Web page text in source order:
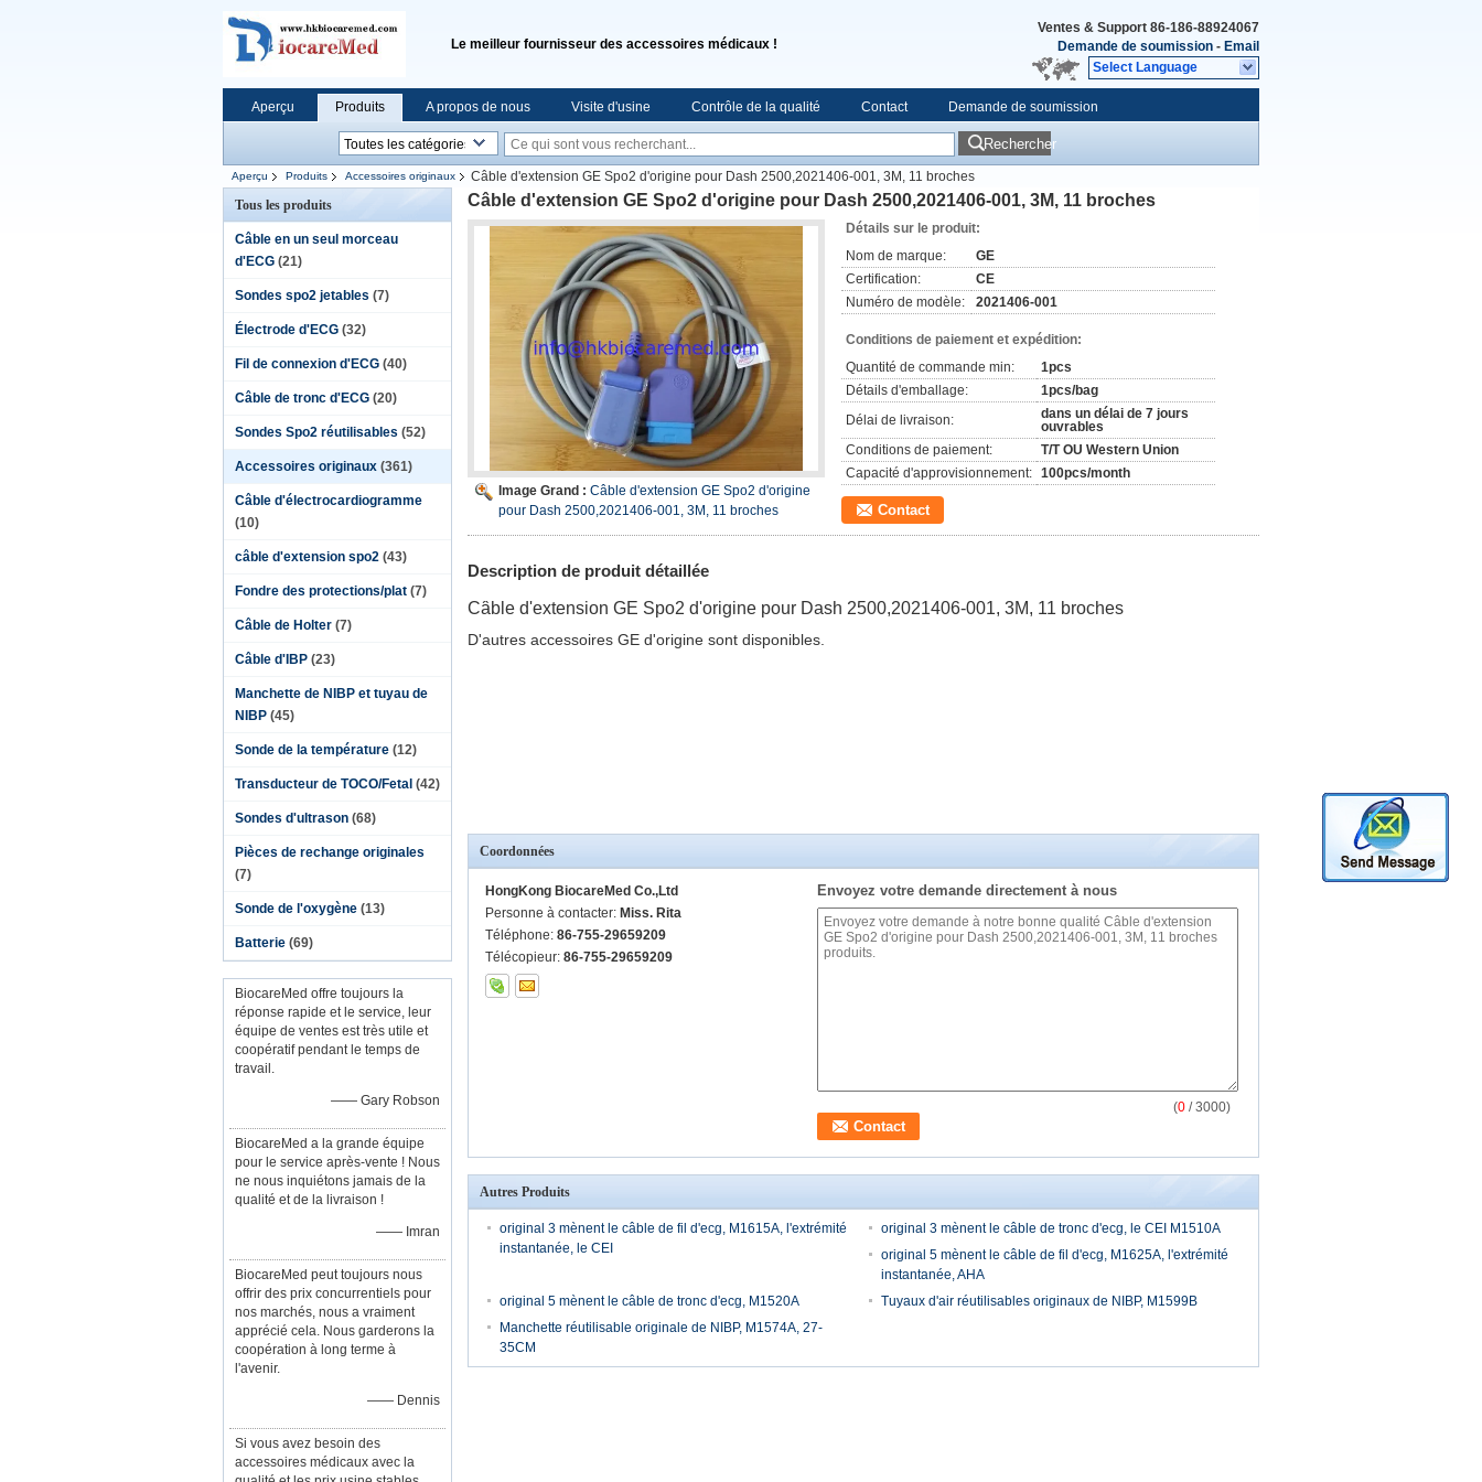
Le meilleur fournisseur des accessoires médicaux !
Ventes & Support 86-186-88924067
Demande de soumission - Email
Select Language
Aperçu Produits A propos de nous Visite d'usine Contrôle de la qualité Contact Demande de soumission
Rechercher
Aperçu Produits Accessoires originaux
Câble d'extension GE Spo2 d'origine pour Dash 2500,2021406-001, 3M, 11 broches
Tous les produits
Câble en un seul morceau
d'ECG (21)
Sondes spo2 jetables (7)
Électrode d'ECG (32)
Fil de connexion d'ECG (40)
Câble de tronc d'ECG (20)
Sondes Spo2 réutilisables (52)
Accessoires originaux (361)
Câble d'électrocardiogramme
(10)
câble d'extension spo2 (43)
Fondre des protections/plat (7)
Câble de Holter (7)
Câble d'IBP (23)
Manchette de NIBP et tuyau de
NIBP (45)
Sonde de la température (12)
Transducteur de TOCO/Fetal (42)
Sondes d'ultrason (68)
Pièces de rechange originales
(7)
Sonde de l'oxygène (13)
Batterie (69)
BiocareMed offre toujours la
réponse rapide et le service, leur
équipe de ventes est très utile et
coopératif pendant le temps de
travail.
—— Gary Robson
BiocareMed a la grande équipe
pour le service après-vente ! Nous
ne nous inquiétons jamais de la
qualité et de la livraison !
—— Imran
BiocareMed peut toujours nous
offrir des prix concurrentiels pour
nos marchés, nous a vraiment
apprécié cela. Nous garderons la
coopération à long terme à
l'avenir.
—— Dennis
Si vous avez besoin des
accessoires médicaux avec la
Câble d'extension GE Spo2 d'origine pour Dash 2500,2021406-001, 3M, 11 broches
Image Grand : Câble d'extension GE Spo2 d'origine
pour Dash 2500,2021406-001, 3M, 11 broches
Détails sur le produit:
Nom de marque:
GE
Certification:
CE
Numéro de modèle:
2021406-001
Conditions de paiement et expédition:
Quantité de commande min:
1pcs
Détails d'emballage:
1pcs/bag
Délai de livraison:
dans un délai de 7 jours
ouvrables
Conditions de paiement:
T/T OU Western Union
Capacité d'approvisionnement: 100pcs/month
Contact
Description de produit détaillée
Câble d'extension GE Spo2 d'origine pour Dash 2500,2021406-001, 3M, 11 broches
D'autres accessoires GE d'origine sont disponibles.
Coordonnées
HongKong BiocareMed Co.,Ltd
Personne à contacter: Miss. Rita
Téléphone: 86-755-29659209
Télécopieur: 86-755-29659209
Envoyez votre demande directement à nous
(0 / 3000)
Autres Produits
original 3 mènent le câble de fil d'ecg, M1615A, l'extrémité
instantanée, le CEI
original 3 mènent le câble de tronc d'ecg, le CEI M1510A
original 5 mènent le câble de fil d'ecg, M1625A, l'extrémité
instantanée, AHA
original 5 mènent le câble de tronc d'ecg, M1520A
Tuyaux d'air réutilisables originaux de NIBP, M1599B
Manchette réutilisable originale de NIBP, M1574A, 27-
35CM